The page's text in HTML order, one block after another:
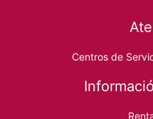
Centros de